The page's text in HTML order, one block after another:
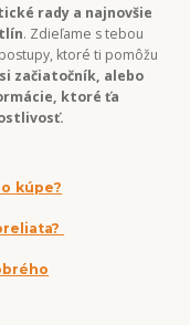
rady a najnovšie
. Zdieľame s tebou
ktoré ti pomôžu
si začiatočník, alebo
ktoré ťa
kúpe?